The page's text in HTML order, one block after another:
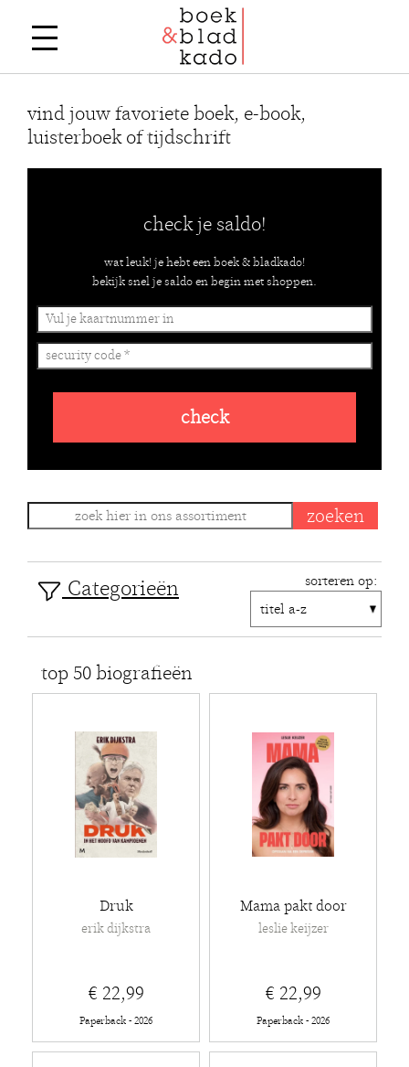
vind jouw favoriete boek, e-book,
luisterboek of tijdschrift
check je saldo!
wat leuk! je hebt een boek & bladkado!
bekijk snel je saldo en begin met shoppen.
check
Categorieën sorteren op:
top 50 biografieën
Druk
erik dijkstra
€ 22,99
Paperback - 2026
Mama pakt door
leslie keijzer
€ 22,99
Paperback - 2026